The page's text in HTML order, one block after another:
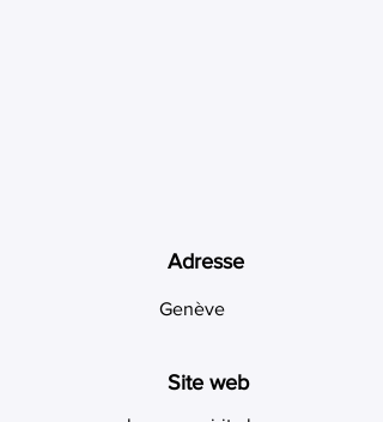
Adresse
Genève
Site web